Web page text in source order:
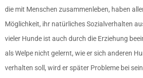
die mit Menschen zusammenleben, haben
Möglichkeit, ihr natürliches Sozialverhalten
vieler Hunde ist auch durch die Erziehung
als Welpe nicht gelernt, wie er sich anderen
verhalten soll, wird er später Probleme bei